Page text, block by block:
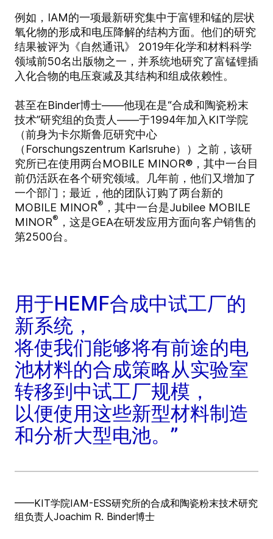
例如，IAM的一项最新研究集中于富锂和锰的层状
氧化物的形成和电压降解的结构方面。他们的研究
结果被评为《自然通讯》 2019年化学和材料科学
领域前50名出版物之一，并系统地研究了富锰锂插
入化合物的电压衰减及其结构和组成依赖性。
甚至在Binder博士——他现在是“合成和陶瓷粉末
技术”研究组的负责人——于1994年加入KIT学院
（前身为卡尔斯鲁厄研究中心
（Forschungszentrum Karlsruhe））之前，该研
究所已在使用两台MOBILE MINOR®，其中一台目
前仍活跃在各个研究领域。几年前，他们又增加了
一个部门；最近，他的团队订购了两台新的
MOBILE MINOR® ，其中一台是Jubilee MOBILE
MINOR® ，这是GEA在研发应用方面向客户销售的
第2500台。
用于HEMF合成中试工厂的
新系统，
将使我们能够将有前途的电
池材料的合成策略从实验室
转移到中试工厂规模，
以便使用这些新型材料制造
和分析大型电池。”
——KIT学院IAM-ESS研究所的合成和陶瓷粉末技术研究
组负责人Joachim R. Binder博士